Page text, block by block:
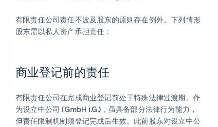
有限责任公司责任不波及股东的原则存在例外。下列情形
股东需以私人资产承担责任：
商业登记前的责任
有限责任公司在完成商业登记前处于特殊法律过渡期。作
为设立中公司 (GmbH i.G.)，虽具备部分法律行为能力，
但责任限制机制须登记完成后生效。此前股东对设立中公